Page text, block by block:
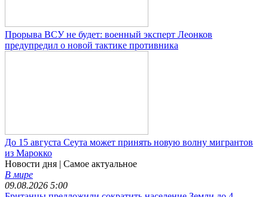
Прорыва ВСУ не будет: военный эксперт Леонков
предупредил о новой тактике противника
До 15 августа Сеута может принять новую волну мигрантов
из Марокко
Новости дня | Самое актуальное
В мире
09.08.2026 5:00